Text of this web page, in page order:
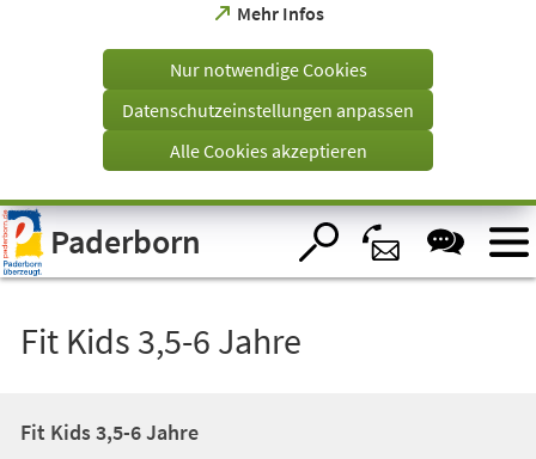
Visuelle
Assistenzsoftware
öffnen.
Mehr Infos
(Öffnet
einem
Tab)
Nur notwendige Cookies
Datenschutzeinstellungen anpassen
Alle Cookies akzeptieren
Paderborn
Fit Kids 3,5-6 Jahre
Fit Kids 3,5-6 Jahre